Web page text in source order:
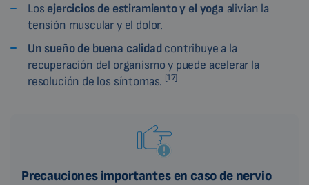
Los ejercicios de estiramiento y el yoga alivian la
tensión muscular y el dolor.
Un sueño de buena calidadcontribuye a la
recuperación del organismo y puede acelerar la
resolución de los síntomas. [17]
Precauciones importantes en caso de nervio